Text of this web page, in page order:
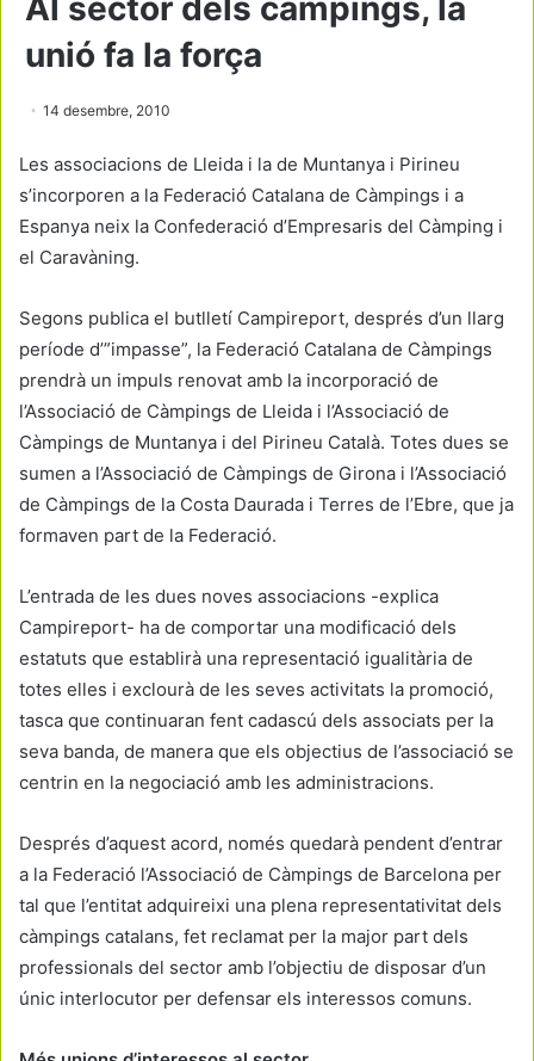
Al sector dels càmpings, la
unió fa la força
14 desembre, 2010
Les associacions de Lleida i la de Muntanya i Pirineu
s’incorporen a la Federació Catalana de Càmpings i a
Espanya neix la Confederació d’Empresaris del Càmping i
el Caravàning.
Segons publica el butlletí Campireport, després d’un llarg
període d’”impasse”, la Federació Catalana de Càmpings
prendrà un impuls renovat amb la incorporació de
l’Associació de Càmpings de Lleida i l’Associació de
Càmpings de Muntanya i del Pirineu Català. Totes dues se
sumen a l’Associació de Càmpings de Girona i l’Associació
de Càmpings de la Costa Daurada i Terres de l’Ebre, que ja
formaven part de la Federació.
L’entrada de les dues noves associacions -explica
Campireport- ha de comportar una modificació dels
estatuts que establirà una representació igualitària de
totes elles i exclourà de les seves activitats la promoció,
tasca que continuaran fent cadascú dels associats per la
seva banda, de manera que els objectius de l’associació se
centrin en la negociació amb les administracions.
Després d’aquest acord, només quedarà pendent d’entrar
a la Federació l’Associació de Càmpings de Barcelona per
tal que l’entitat adquireixi una plena representativitat dels
càmpings catalans, fet reclamat per la major part dels
professionals del sector amb l’objectiu de disposar d’un
únic interlocutor per defensar els interessos comuns.